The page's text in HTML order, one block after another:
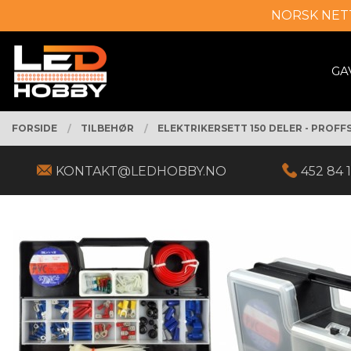
til
innholdet
NORSK
PRODUKTER
FORSIDE TILBEHØR ELEKTRIKERSETT 150 DELER -
KONTAKT@LEDHOBBY.NO 452 84